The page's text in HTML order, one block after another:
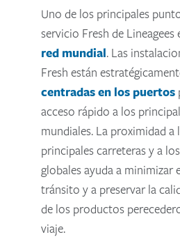
Uno de los principales
servicio Fresh de Lineagees
red mundial. Las
Fresh están
centradas en los puertos
acceso rápido a los
mundiales. La proximidad a
principales carreteras y a
globales ayuda a minimizar
tránsito y a preservar la
de los productos
viaje.